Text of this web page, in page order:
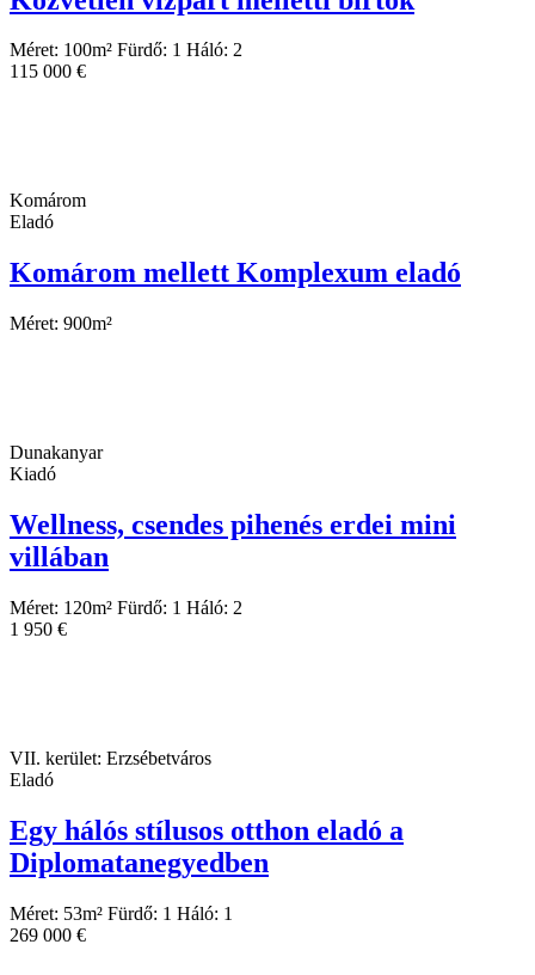
Méret: 100m² Fürdő: 1 Háló: 2
115 000 €
Komárom
Eladó
Komárom mellett Komplexum eladó
Méret: 900m²
Dunakanyar
Kiadó
Wellness, csendes pihenés erdei mini
villában
Méret: 120m² Fürdő: 1 Háló: 2
1 950 €
VII. kerület: Erzsébetváros
Eladó
Egy hálós stílusos otthon eladó a
Diplomatanegyedben
Méret: 53m² Fürdő: 1 Háló: 1
269 000 €